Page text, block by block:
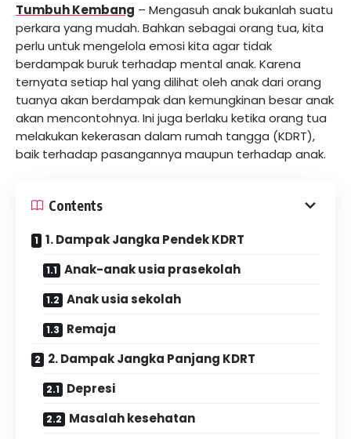
Tumbuh Kembang – Mengasuh anak bukanlah suatu
perkara yang mudah. Bahkan sebagai orang tua, kita
perlu untuk mengelola emosi kita agar tidak
berdampak buruk terhadap mental anak. Karena
ternyata setiap hal yang dilihat oleh anak dari orang
tuanya akan berdampak dan kemungkinan besar anak
akan mencontohnya. Ini juga berlaku ketika orang tua
melakukan kekerasan dalam rumah tangga (KDRT),
baik terhadap pasangannya maupun terhadap anak.
Contents
1. Dampak Jangka Pendek KDRT
Anak-anak usia prasekolah
Anak usia sekolah
Remaja
2. Dampak Jangka Panjang KDRT
Depresi
Masalah kesehatan